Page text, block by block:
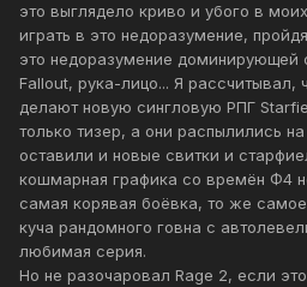
это выглядело криво и убого в
играть в это недоразумение,
это недоразумение доминирующей
Fallout, рука-лицо... Я рассчитывал,
делают новую сингловую РПГ
только тизер, а они распылились
оставили и новые свитки и
кошмарная графика со времён Ф4
самая корявая боёвка, то же
куча рандомного говна с
любимая серия.
Но не разочаровал Rage 2, если